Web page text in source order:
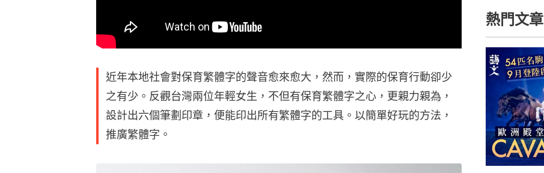
近年本地社會對保育繁體字的聲音愈來愈大，然而，實際的保育行動卻少
之有少。反觀台灣兩位年輕女生，不但有保育繁體字之心，更親力親為，
設計出六個筆劃印章，便能印出所有繁體字的工具。以簡單好玩的方法，
推廣繁體字。
熱門文章